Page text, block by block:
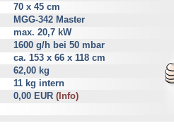
70 x 45 cm
MGG-342 Master
max. 20,7 kW
1600 g/h bei 50 mbar
ca. 153 x 66 x 118 cm
62,00 kg
11 kg intern
0,00 EUR (Info)